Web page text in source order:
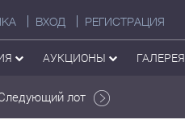
ВХОД РЕГИСТРАЦИЯ
АУКЦИОНЫ ГАЛЕРЕЯ
лот